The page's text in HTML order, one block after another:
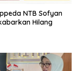
NTB Sofyan
Hilang